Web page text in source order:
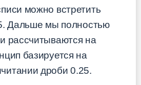
можно встретить
Дальше мы полностью
рассчитываются на
базируется на
дроби 0.25.